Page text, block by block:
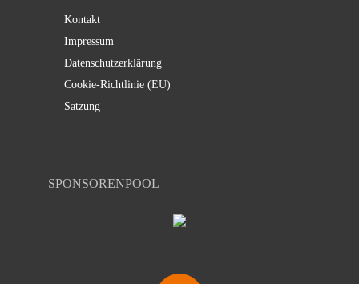
Kontakt
Impressum
Datenschutzerklärung
Cookie-Richtlinie (EU)
Satzung
SPONSORENPOOL